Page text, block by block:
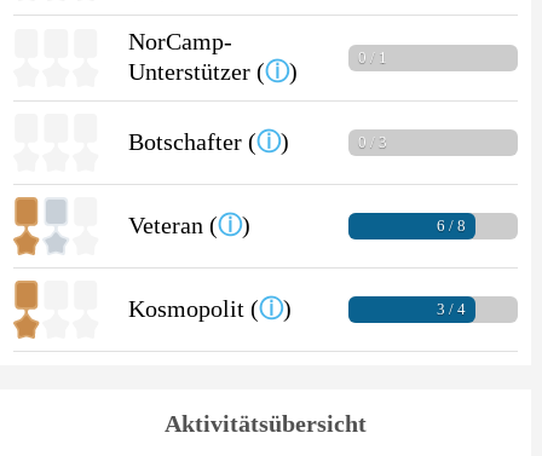
NorCamp-
Unterstützer (ⓘ)
0 / 1
Botschafter (ⓘ) 0 / 3
Veteran (ⓘ) 6 / 8
Kosmopolit (ⓘ) 3 / 4
Aktivitätsübersicht